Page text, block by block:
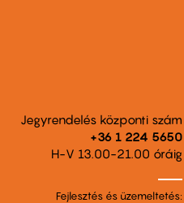
Jegyrendelés központi szám
+36 1 224 5650
H-V 13.00-21.00 óráig
Fejlesztés és üzemeltetés: